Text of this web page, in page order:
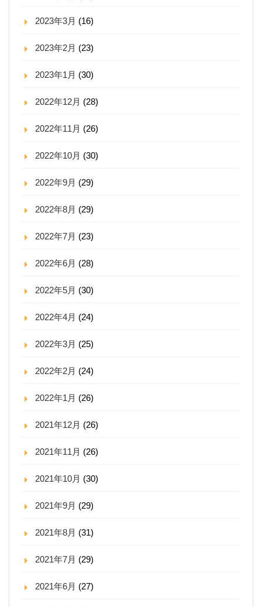
2023年3月 (16)
2023年2月 (23)
2023年1月 (30)
2022年12月 (28)
2022年11月 (26)
2022年10月 (30)
2022年9月 (29)
2022年8月 (29)
2022年7月 (23)
2022年6月 (28)
2022年5月 (30)
2022年4月 (24)
2022年3月 (25)
2022年2月 (24)
2022年1月 (26)
2021年12月 (26)
2021年11月 (26)
2021年10月 (30)
2021年9月 (29)
2021年8月 (31)
2021年7月 (29)
2021年6月 (27)